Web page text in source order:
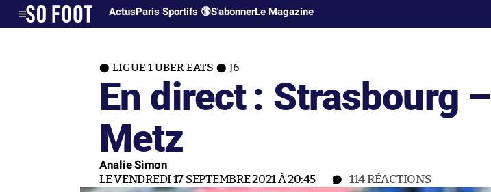
ActusParis Sportifs 🔞S'abonnerLe Magazine
LIGUE 1 UBER EATS J6
En direct : Strasbourg –
Metz
Analie Simon
LE VENDREDI 17 SEPTEMBRE 2021 À 20:45 114RÉACTIONS